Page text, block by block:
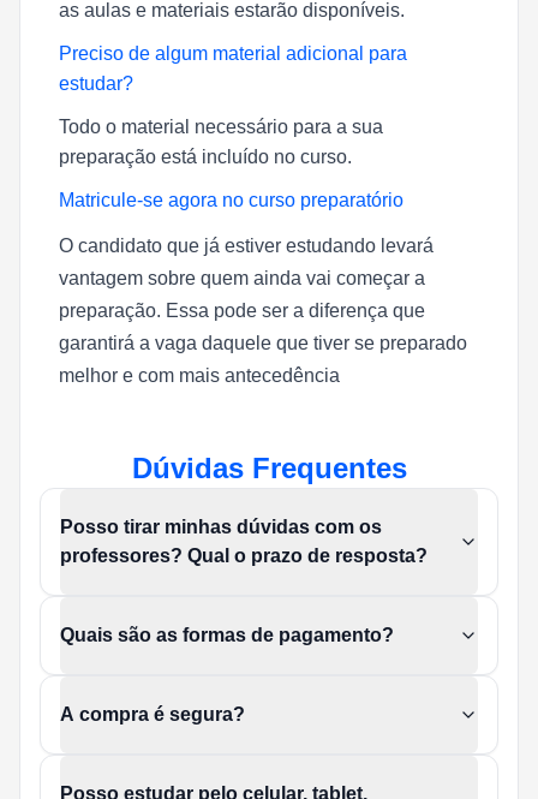
as aulas e materiais estarão disponíveis.
Preciso de algum material adicional para
estudar?
Todo o material necessário para a sua
preparação está incluído no curso.
Matricule-se agora no curso preparatório
O candidato que já estiver estudando levará
vantagem sobre quem ainda vai começar a
preparação. Essa pode ser a diferença que
garantirá a vaga daquele que tiver se preparado
melhor e com mais antecedência
Dúvidas Frequentes
Posso tirar minhas dúvidas com os
professores? Qual o prazo de resposta?
Quais são as formas de pagamento?
A compra é segura?
Posso estudar pelo celular, tablet,